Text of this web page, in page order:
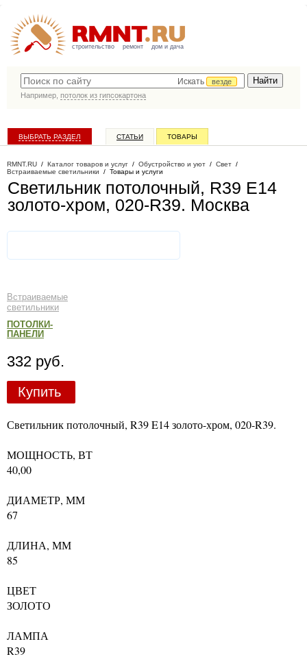
строительство ремонт дом и дача
Искать
везде
Например, потолок из гипсокартона
ВЫБРАТЬ РАЗДЕЛ СТАТЬИ ТОВАРЫ
RMNT.RU / Каталог товаров и услуг / Обустройство и уют / Свет /
Встраиваемые светильники / Товары и услуги
Светильник потолочный, R39 E14
золото-хром, 020-R39. Москва
Встраиваемые
светильники
ПОТОЛКИ-
ПАНЕЛИ
332 руб.
Купить
Светильник потолочный, R39 E14 золото-хром, 020-R39.
МОЩНОСТЬ, ВТ
40,00
ДИАМЕТР, ММ
67
ДЛИНА, ММ
85
ЦВЕТ
ЗОЛОТО
ЛАМПА
R39